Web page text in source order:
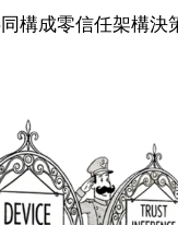
構成零信任架構決